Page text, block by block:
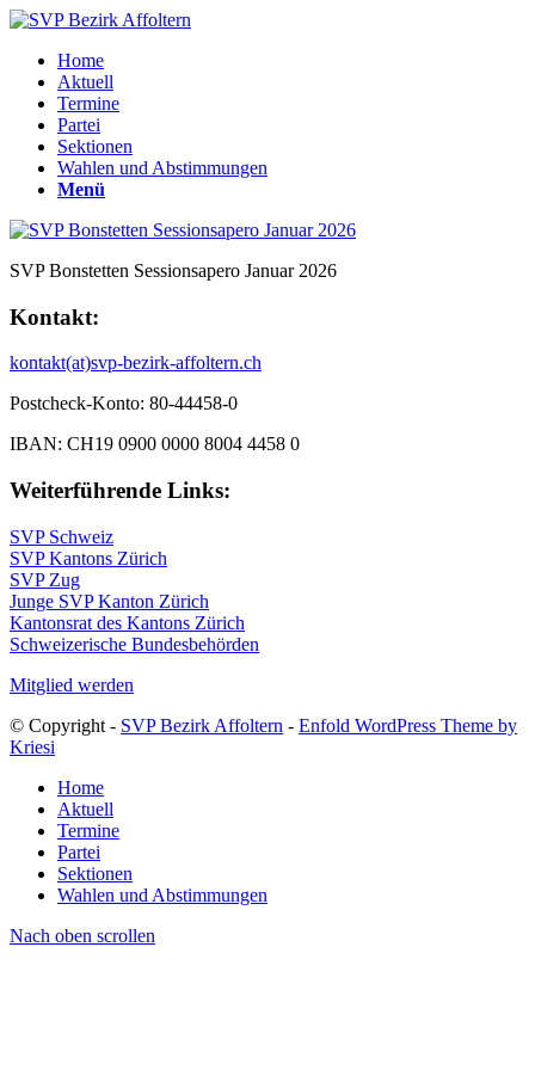
Home
Aktuell
Termine
Partei
Sektionen
Wahlen und Abstimmungen
Menü
SVP Bonstetten Sessionsapero Januar 2026
Kontakt:
kontakt(at)svp-bezirk-affoltern.ch
Postcheck-Konto: 80-44458-0
IBAN: CH19 0900 0000 8004 4458 0
Weiterführende Links:
SVP Schweiz
SVP Kantons Zürich
SVP Zug
Junge SVP Kanton Zürich
Kantonsrat des Kantons Zürich
Schweizerische Bundesbehörden
Mitglied werden
© Copyright - SVP Bezirk Affoltern - Enfold WordPress Theme by
Kriesi
Home
Aktuell
Termine
Partei
Sektionen
Wahlen und Abstimmungen
Nach oben scrollen